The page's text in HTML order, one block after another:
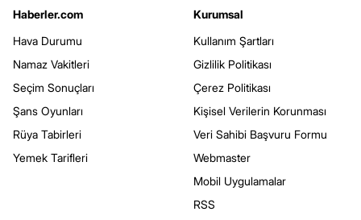
Haberler.com
Hava Durumu
Namaz Vakitleri
Seçim Sonuçları
Şans Oyunları
Rüya Tabirleri
Yemek Tarifleri
Kurumsal
Kullanım Şartları
Gizlilik Politikası
Çerez Politikası
Kişisel Verilerin Korunması
Veri Sahibi Başvuru Formu
Webmaster
Mobil Uygulamalar
RSS